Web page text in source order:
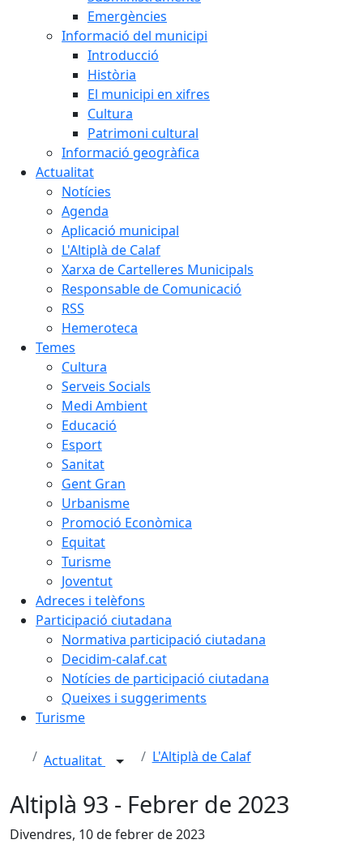
Emergències
Informació del municipi
Introducció
Història
El municipi en xifres
Cultura
Patrimoni cultural
Informació geogràfica
Actualitat
Notícies
Agenda
Aplicació municipal
L'Altiplà de Calaf
Xarxa de Cartelleres Municipals
Responsable de Comunicació
RSS
Hemeroteca
Temes
Cultura
Serveis Socials
Medi Ambient
Educació
Esport
Sanitat
Gent Gran
Urbanisme
Promoció Econòmica
Equitat
Turisme
Joventut
Adreces i telèfons
Participació ciutadana
Normativa participació ciutadana
Decidim-calaf.cat
Notícies de participació ciutadana
Queixes i suggeriments
Turisme
Actualitat L'Altiplà de Calaf
Altiplà 93 - Febrer de 2023
Divendres, 10 de febrer de 2023